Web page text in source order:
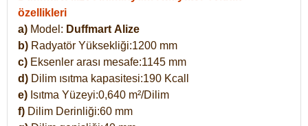
özellikleri
a) Model: Duffmart Alize
b) Radyatör Yüksekliği:1200 mm
c) Eksenler arası mesafe:1145 mm
d) Dilim ısıtma kapasitesi:190 Kcall
e) Isıtma Yüzeyi:0,640 m²/Dilim
f) Dilim Derinliği:60 mm